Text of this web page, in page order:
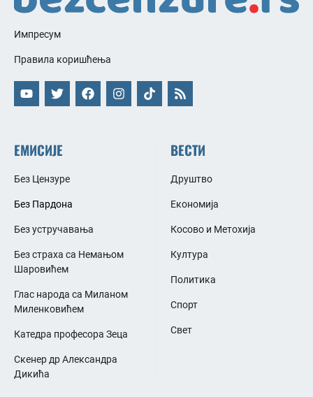
Импресум
Правила коришћења
ЕМИСИЈЕ
Без Цензуре
Без Пардона
Без устручавања
Без страха са Немањом
Шаровићем
Глас народа са Миланом
Миленковићем
Катедра професора Зеца
Скенер др Александра
Дикића
ВЕСТИ
Друштво
Економија
Косово и Метохија
Култура
Политика
Спорт
Свет